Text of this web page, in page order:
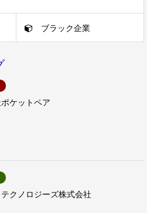
ブラック企業
ケットペア
テクノロジーズ株式会社